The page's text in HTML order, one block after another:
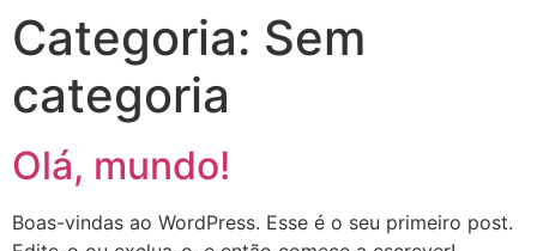
Categoria: Sem
categoria
Olá, mundo!
Boas-vindas ao WordPress. Esse é o seu primeiro post.